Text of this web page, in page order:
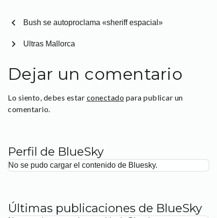
chevron_left Bush se autoproclama «sheriff espacial»
Ultras Mallorca
chevron_right
Dejar un comentario
Lo siento, debes estar conectado para publicar un
comentario.
Perfil de BlueSky
No se pudo cargar el contenido de Bluesky.
Últimas publicaciones de BlueSky